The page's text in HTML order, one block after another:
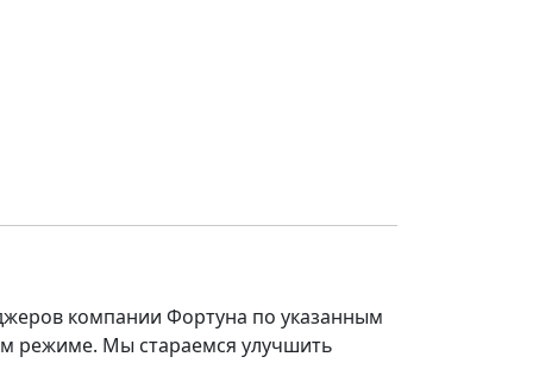
компании Фортуна по указанным
режиме. Мы стараемся улучшить